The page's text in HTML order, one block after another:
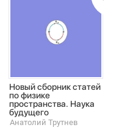
Новый сборник статей
по физике
пространства. Наука
будущего
Анатолий Трутнев